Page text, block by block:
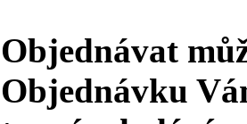
Objednávat
Objednávku